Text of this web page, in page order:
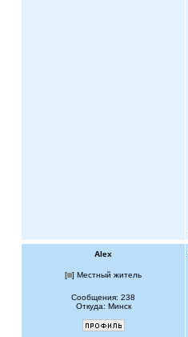
Alex
[ ] Местный житель
Сообщения: 238
Откуда: Минск